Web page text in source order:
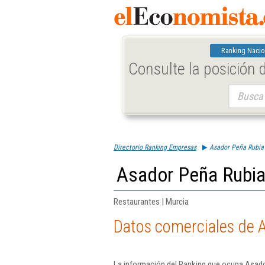
Ranking
Consulte la posición
Directorio Ranking Empresas Asador Peña Rubia
Asador Peña
Restaurantes | Murcia
Datos comerciales de